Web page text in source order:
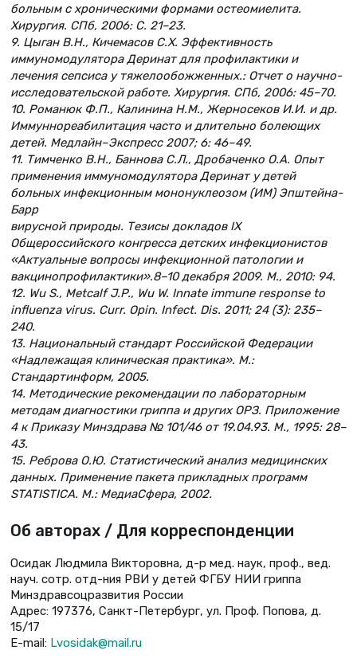
больным с хроническими формами остеомиелита.
Хирургия. СПб, 2006: С. 21–23.
9. Цыган В.Н., Кичемасов С.Х. Эффективность
иммуномодулятора Деринат для профилактики и
лечения сепсиса у тяжелообожженных.: Отчет о научно-
исследовательской работе. Хирургия. СПб, 2006: 45–70.
10. Романюк Ф.П., Калинина Н.М., Жерносеков И.И. и др.
Иммуннореабилитация часто и длительно болеющих
детей. Медлайн–Экспресс 2007; 6: 46–49.
11. Тимченко В.Н., Баннова С.Л., Дробаченко О.А. Опыт
применения иммуномодулятора Деринат у детей
больных инфекционным мононуклеозом (ИМ) Эпштейна-
Барр
вирусной природы. Тезисы докладов IХ
Общероссийского конгресса детских инфекционистов
«Актуальные вопросы инфекционной патологии и
вакцинопрофилактики».8–10 декабря 2009. М., 2010: 94.
12. Wu S., Metcalf J.P., Wu W. Innate immune response to
influenza virus. Curr. Opin. Infect. Dis. 2011; 24 (3): 235–
240.
13. Национальный стандарт Российской Федерации
«Надлежащая клиническая практика». М.:
Стандартинформ, 2005.
14. Методические рекомендации по лабораторным
методам диагностики гриппа и других ОРЗ. Приложение
4 к Приказу Минздрава № 101/46 от 19.04.93. М., 1995: 28–
43.
15. Реброва О.Ю. Статистический анализ медицинских
данных. Применение пакета прикладных программ
STATISTICA. М.: МедиаСфера, 2002.
Об авторах / Для корреспонденции
Осидак Людмила Викторовна, д-р мед. наук, проф., вед.
науч. сотр. отд-ния РВИ у детей ФГБУ НИИ гриппа
Минздравсоцразвития России
Адрес: 197376, Санкт-Петербург, ул. Проф. Попова, д.
15/17
Е-mail: Lvosidak@mail.ru